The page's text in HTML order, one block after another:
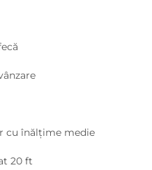
cu înălțime medie
20 ft